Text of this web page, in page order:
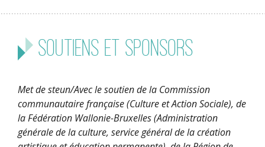
Soutiens et sponsors
Met de steun/Avec le soutien de la Commission
communautaire française (Culture et Action Sociale), de
la Fédération Wallonie-Bruxelles (Administration
générale de la culture, service général de la création